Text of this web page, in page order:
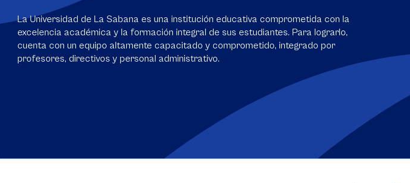
La Universidad de La Sabana es una institución educativa comprometida con la
excelencia académica y la formación integral de sus estudiantes. Para lograrlo,
cuenta con un equipo altamente capacitado y comprometido, integrado por
profesores, directivos y personal administrativo.